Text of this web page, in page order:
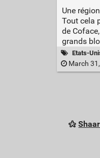
Une
Tout cela
de
grands
Etats-
March 31,